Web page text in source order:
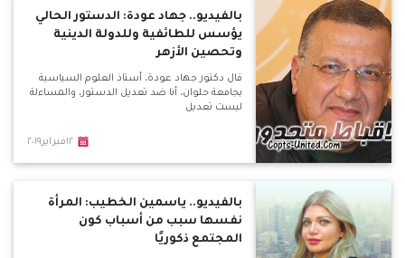
بالفيديو.. جهاد عودة: الدستور الحالي
يؤسس للطائفية وللدولة الدينية
وتحصين الأزهر
قال دكتور جهاد عودة، أستاذ العلوم السياسية
بجامعة حلوان، أنا ضد تعديل الدستور، والمساءلة
ليست تعديل
١٢فبراير٢٠١٩
بالفيديو.. ياسمين الخطيب: المرأة
نفسها سبب من أسباب كون
المجتمع ذكوريًا